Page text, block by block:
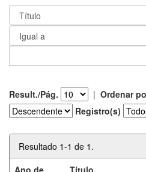
Result./Pág. | Ordenar
Registro(s)
Resultado 1-1 de 1.
Ano de
Título